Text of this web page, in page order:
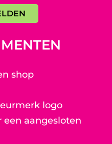
shop
logo
een aangesloten